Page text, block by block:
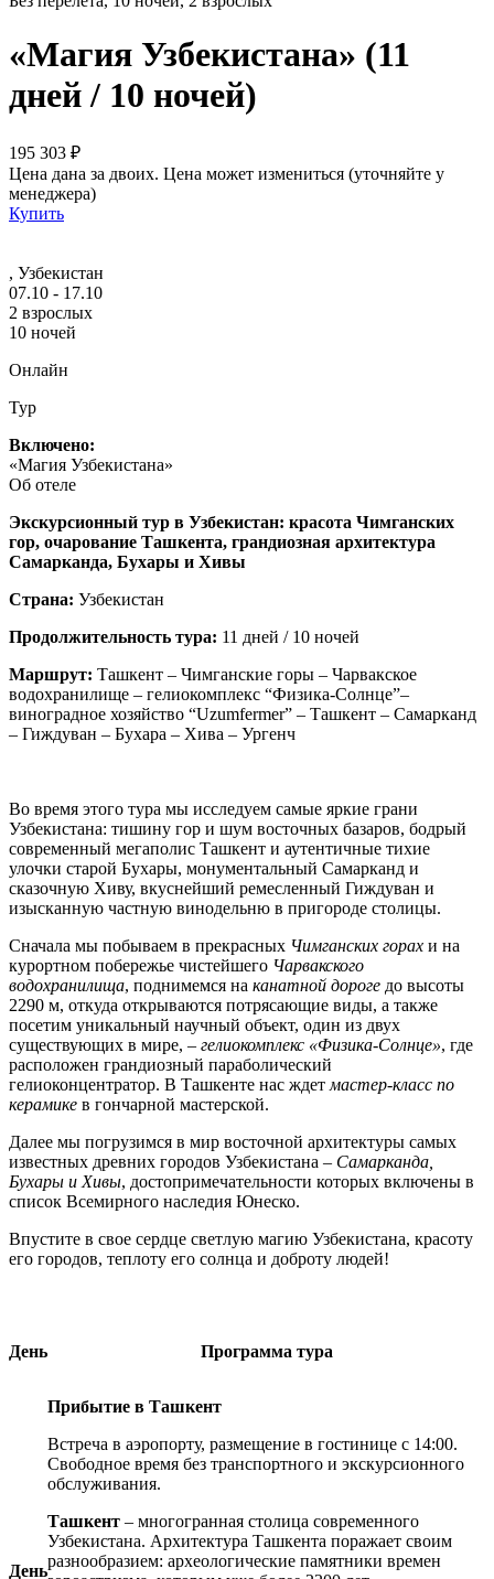
«Магия Узбекистана» (11
дней / 10 ночей)
195 303 ₽
Цена дана за двоих. Цена может измениться (уточняйте у
менеджера)
Купить
, Узбекистан
07.10 - 17.10
2 взрослых
10 ночей
Онлайн
Тур
Включено:
«Магия Узбекистана»
Об отеле
Экскурсионный тур в Узбекистан: красота Чимганских
гор, очарование Ташкента, грандиозная архитектура
Самарканда, Бухары и Хивы
Страна: Узбекистан
Продолжительность тура: 11 дней / 10 ночей
Маршрут: Ташкент – Чимганские горы – Чарвакское
водохранилище – гелиокомплекс “Физика-Солнце”–
виноградное хозяйство “Uzumfermer” – Ташкент – Самарканд
– Гиждуван – Бухара – Хива – Ургенч
Во время этого тура мы исследуем самые яркие грани
Узбекистана: тишину гор и шум восточных базаров, бодрый
современный мегаполис Ташкент и аутентичные тихие
улочки старой Бухары, монументальный Самарканд и
сказочную Хиву, вкуснейший ремесленный Гиждуван и
изысканную частную винодельню в пригороде столицы.
Сначала мы побываем в прекрасных Чимганских горах и на
курортном побережье чистейшего Чарвакского
водохранилища, поднимемся на канатной дороге до высоты
2290 м, откуда открываются потрясающие виды, а также
посетим уникальный научный объект, один из двух
существующих в мире, – гелиокомплекс «Физика-Солнце», где
расположен грандиозный параболический
гелиоконцентратор. В Ташкенте нас ждет мастер-класс по
керамике в гончарной мастерской.
Далее мы погрузимся в мир восточной архитектуры самых
известных древних городов Узбекистана – Самарканда,
Бухары и Хивы, достопримечательности которых включены в
список Всемирного наследия Юнеско.
Впустите в свое сердце светлую магию Узбекистана, красоту
его городов, теплоту его солнца и доброту людей!
День Программа тура
День
Прибытие в Ташкент
Встреча в аэропорту, размещение в гостинице с 14:00.
Свободное время без транспортного и экскурсионного
обслуживания.
Ташкент – многогранная столица современного
Узбекистана. Архитектура Ташкента поражает своим
разнообразием: археологические памятники времен